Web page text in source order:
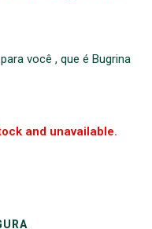
você , que é Bugrina
and unavailable.